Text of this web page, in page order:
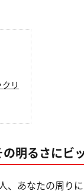
リ
明るさにビ
、あなたの周り